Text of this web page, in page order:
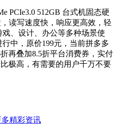
PCIe3.0 512GB 台式机固态硬
读写速度快，响应更高效，轻
、设计、办公等多种场景使
中，原价199元，当前拼多多
再叠加8.5折平台消费券，实付
极高，有需要的用户千万不要
精彩资讯